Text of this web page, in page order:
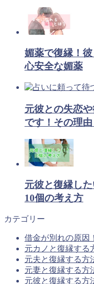
媚薬で復縁！
心安全な媚薬
元彼との失恋
です！その理由
元彼と復縁し
10個の考え方
カテゴリー
借金が別れの原因
元カノと復縁する
元夫と復縁する方
元妻と復縁する方
元彼と復縁する方